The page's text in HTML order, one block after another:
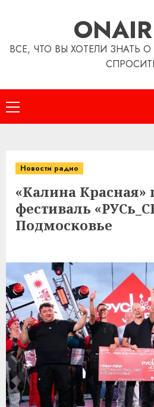
ВСЕ, ЧТО ВЫ ХОТЕЛИ ЗНАТЬ
Основное
меню
Новости радио
«Калина Красная»
фестиваль
Подмосковье